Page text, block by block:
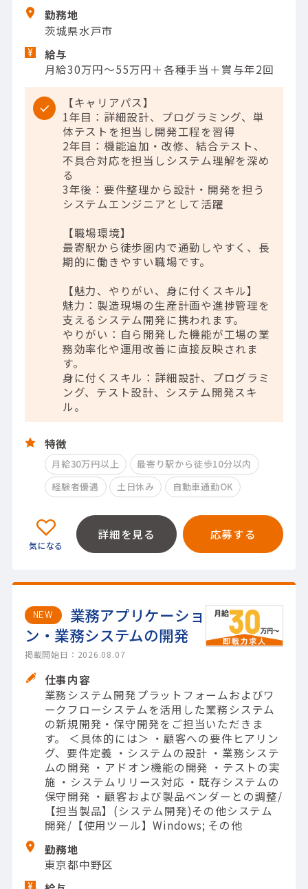
勤務地
茨城県水戸市
給与
月給30万円～55万円＋各種手当＋賞与年2回
【キャリアパス】
1年目：詳細設計、プログラミング、単
体テストを担当し開発工程を習得
2年目：機能追加・改修、結合テスト、
不具合対応を担当しシステム理解を深め
る
3年後：要件整理から設計・開発を担う
システムエンジニアとして活躍
【職場環境】
最寄駅から徒歩圏内で通勤しやすく、長
期的に働きやすい職場です。
【魅力、やりがい、身に付くスキル】
魅力：製造現場の生産計画や進捗管理を
支えるシステム開発に携われます。
やりがい：自ら開発した機能が工場の業
務効率化や運用改善に直接反映されま
す。
身に付くスキル：詳細設計、プログラミ
ング、テスト設計、システム開発スキ
ル。
特徴
月給30万円以上
最寄り駅から徒歩10分以内
経験者優遇
土日休み 自動車通勤OK
詳細を見る 応募する
NEW
業務アプリケーショ
ン・業務システムの開発
掲載開始日：2026.08.07
仕事内容
業務システム開発プラットフォームおよびワ
ークフローシステムを活用した業務システム
の新規開発・保守開発をご担当いただきま
す。 ＜具体的には＞ ・顧客への要件ヒアリン
グ、要件定義 ・システムの設計 ・業務システ
ムの開発 ・アドオン機能の開発 ・テストの実
施 ・システムリリース対応 ・既存システムの
保守開発 ・顧客および製品ベンダーとの調整/
【担当製品】(システム開発)その他システム
開発/【使用ツール】Windows; その他
勤務地
東京都中野区